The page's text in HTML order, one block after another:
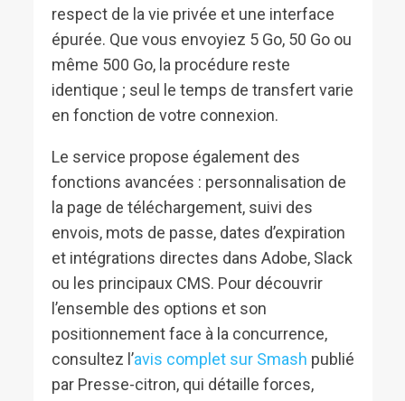
respect de la vie privée et une interface
épurée. Que vous envoyiez 5 Go, 50 Go ou
même 500 Go, la procédure reste
identique ; seul le temps de transfert varie
en fonction de votre connexion.
Le service propose également des
fonctions avancées : personnalisation de
la page de téléchargement, suivi des
envois, mots de passe, dates d’expiration
et intégrations directes dans Adobe, Slack
ou les principaux CMS. Pour découvrir
l’ensemble des options et son
positionnement face à la concurrence,
consultez l’avis complet sur Smash publié
par Presse-citron, qui détaille forces,